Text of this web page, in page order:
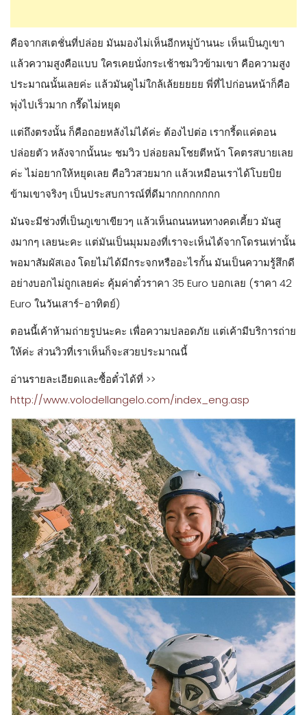
คือจากสเตชั่นที่ปล่อย มันมองไม่เห็นอีกหมู่บ้านนะ เห็นเป็นภูเขา
แล้วความสูงคือแบบ ใครเคยนั่งกระเช้าชมวิวข้ามเขา คือความสูง
ประมาณนั้นเลยค่ะ แล้วมันดูไม่ใกล้เล้ยยยยย พี่ที่ไปก่อนหน้าก็คือ
พุ่งไปเร็วมาก กรี๊ดไม่หยุด
แต่ถึงตรงนั้น ก็คือถอยหลังไม่ได้ค่ะ ต้องไปต่อ เรากรี้ดแค่ตอน
ปล่อยตัว หลังจากนั้นนะ ชมวิว ปล่อยลมโชยตีหน้า โคตรสบายเลย
ค่ะ ไม่อยากให้หยุดเลย คือวิวสวยมาก แล้วเหมือนเราได้โบยบิย
ข้ามเขาจริงๆ เป็นประสบการณ์ที่ดีมากกกกกกกก
มันจะมีช่วงที่เป็นภูเขาเขียวๆ แล้วเห็นถนนหนทางคดเคี้ยว มันสู
งมากๆ เลยนะคะ แต่มันเป็นมุมมองที่เราจะเห็นได้จากโดรนเท่านั้น
พอมาสัมผัสเอง โดยไม่ได้มีกระจกหรืออะไรกั้น มันเป็นความรู้สึกดี
อย่างบอกไม่ถูกเลยค่ะ คุ้มค่าตั๋วราคา 35 Euro บอกเลย (ราคา 42
Euro ในวันเสาร์-อาทิตย์)
ตอนนี้เค้าห้ามถ่ายรูปนะคะ เพื่อความปลอดภัย แต่เค้ามีบริการถ่าย
ให้ค่ะ ส่วนวิวที่เราเห็นก็จะสวยประมาณนี้
อ่านรายละเอียดและซื้อตั๋วได้ที่ >>
http://www.volodellangelo.com/index_eng.asp